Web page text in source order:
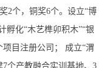
2个，铜奖6个。设立“博
孵化“木艺榫卯积木”“银
目注册公司； 成立“渭
个产教融合实训基地、3